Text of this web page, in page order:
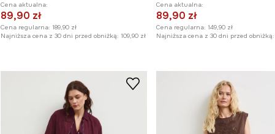
Cena aktualna:
89,90 zł
Cena regularna: 189,90 zł
Najniższa cena z 30 dni przed obniżką: 109,90 zł
Cena aktualna:
89,90 zł
Cena regularna: 149,90 zł
Najniższa cena z 30 dni przed obniżką: